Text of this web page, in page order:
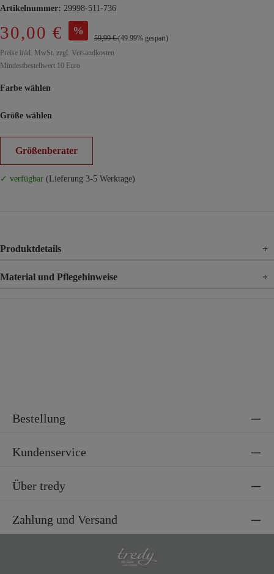
Artikelnummer: 29998-511-736
30,00 € %
59,99 €(49.99% gespart)
Preise inkl. MwSt. zzgl. Versandkosten
Mindestbestellwert 10 Euro
Farbe wählen
Größe wählen
Größenberater
✓ verfügbar (Lieferung 3-5 Werktage)
Produktdetails +
Material und Pflegehinweise +
Bestellung
Kundenservice
Über tredy
Zahlung und Versand